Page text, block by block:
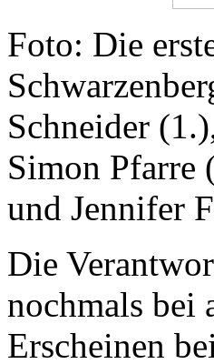
Foto: Die
Schneider
Simon Pfarre
und Jennifer
Die
nochmals bei
Erscheinen